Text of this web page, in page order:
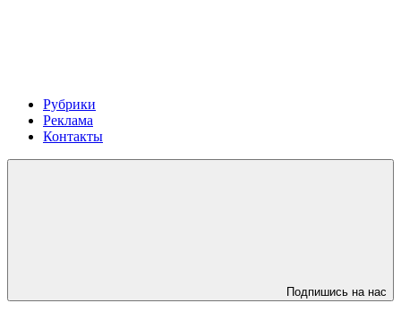
Рубрики
Реклама
Контакты
Подпишись на нас